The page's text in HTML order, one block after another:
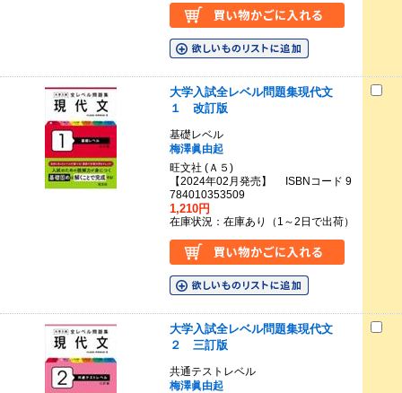
大学入試全レベル問題集現代文
１ 改訂版
基礎レベル
梅澤眞由起
旺文社 (Ａ５)
【2024年02月発売】 ISBNコード 9
784010353509
1,210円
在庫状況：在庫あり（1～2日で出荷）
大学入試全レベル問題集現代文
２ 三訂版
共通テストレベル
梅澤眞由起